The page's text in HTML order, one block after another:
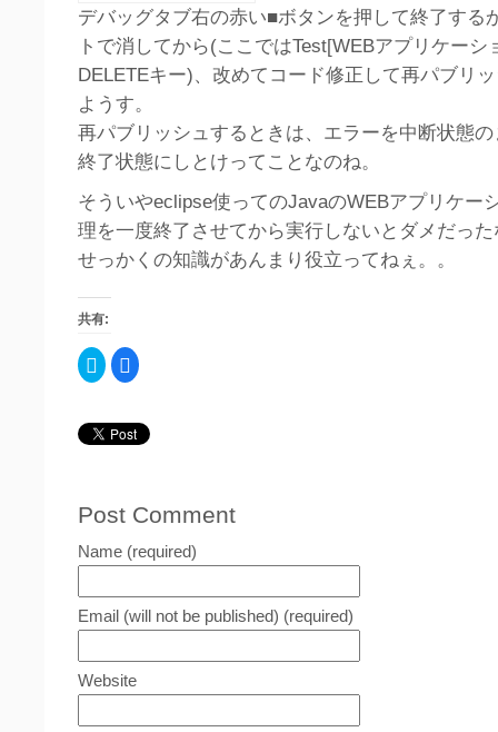
デバッグタブ右の赤い■ボタンを押して終了する
トで消してから(ここではTest[WEBアプリケーシ
DELETEキー)、改めてコード修正して再パブリ
ようす。
再パブリッシュするときは、エラーを中断状態
終了状態にしとけってことなのね。
そういやeclipse使ってのJavaのWEBアプリケー
理を一度終了させてから実行しないとダメだっ
せっかくの知識があんまり役立ってねぇ。。
共有:
ク
リ
て
Twitter
し
い
ィ
ン
で
開
き
Facebook
で
る
に
ク
し
く
だ
(新
し
い
ン
ド
ウ
開
Post Comment
Name (required)
Email (will not be published) (required)
Website